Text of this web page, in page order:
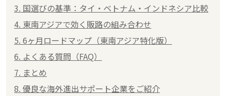
3. 国選びの基準：タイ・ベトナム・インドネシア比較
4. 東南アジアで効く販路の組み合わせ
5. 6ヶ月ロードマップ（東南アジア特化版）
6. よくある質問（FAQ）
7. まとめ
8. 優良な海外進出サポート企業をご紹介